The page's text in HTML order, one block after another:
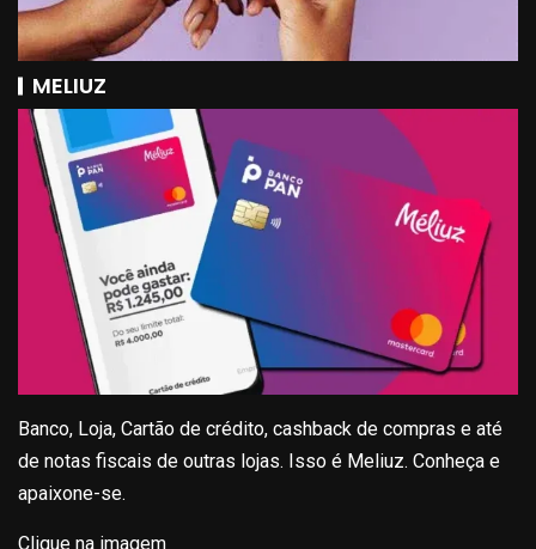
MELIUZ
Banco, Loja, Cartão de crédito, cashback de compras e até
de notas fiscais de outras lojas. Isso é Meliuz. Conheça e
apaixone-se.
Clique na imagem